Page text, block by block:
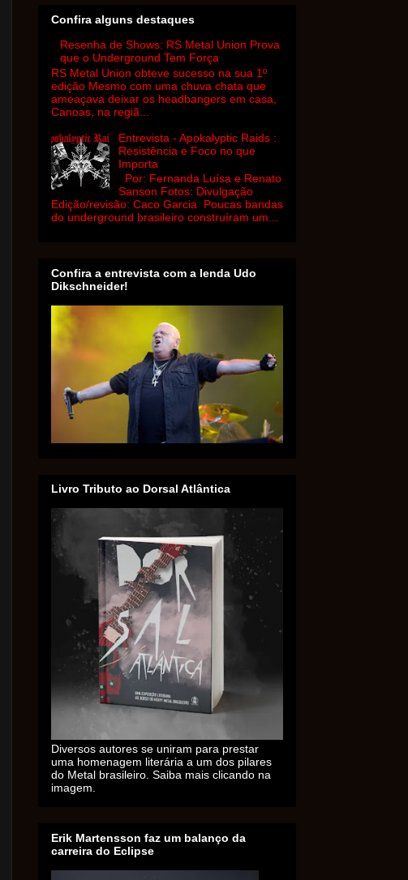
Confira alguns destaques
Resenha de Shows: RS Metal Union Prova
que o Underground Tem Força
RS Metal Union obteve sucesso na sua 1º
edição Mesmo com uma chuva chata que
ameaçava deixar os headbangers em casa,
Canoas, na regiã...
Entrevista - Apokalyptic Raids :
Resistência e Foco no que
Importa
Por: Fernanda Luísa e Renato
Sanson Fotos: Divulgação
Edição/revisão: Caco Garcia Poucas bandas
do underground brasileiro construíram um...
Confira a entrevista com a lenda Udo
Dikschneider!
Livro Tributo ao Dorsal Atlântica
Diversos autores se uniram para prestar
uma homenagem literária a um dos pilares
do Metal brasileiro. Saiba mais clicando na
imagem.
Erik Martensson faz um balanço da
carreira do Eclipse